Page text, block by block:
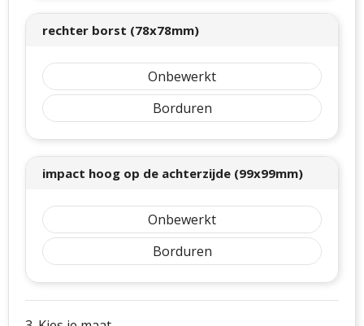
rechter borst (78x78mm)
Onbewerkt
Borduren
impact hoog op de achterzijde (99x99mm)
Onbewerkt
Borduren